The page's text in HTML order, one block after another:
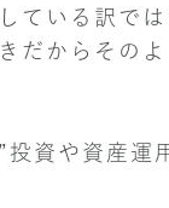
ている訳では
だからその
資や資産